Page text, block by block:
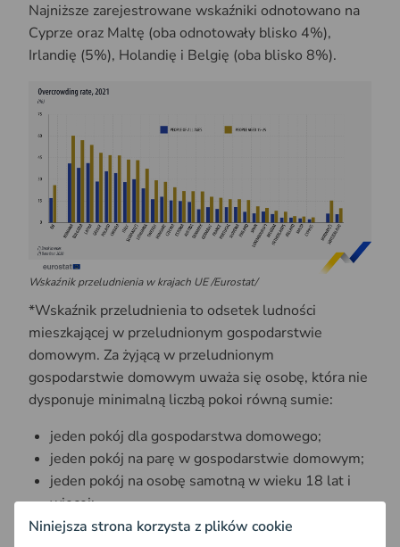
Najniższe zarejestrowane wskaźniki odnotowano na
Cyprze oraz Maltę (oba odnotowały blisko 4%),
Irlandię (5%), Holandię i Belgię (oba blisko 8%).
Wskaźnik przeludnienia w krajach UE /Eurostat/
*Wskaźnik przeludnienia to odsetek ludności
mieszkającej w przeludnionym gospodarstwie
domowym. Za żyjącą w przeludnionym
gospodarstwie domowym uważa się osobę, która nie
dysponuje minimalną liczbą pokoi równą sumie:
jeden pokój dla gospodarstwa domowego;
jeden pokój na parę w gospodarstwie domowym;
jeden pokój na osobę samotną w wieku 18 lat i
więcej;
jeden pokój na parę osób stanu wolnego tej samej
Niniejsza strona korzysta z plików cookie